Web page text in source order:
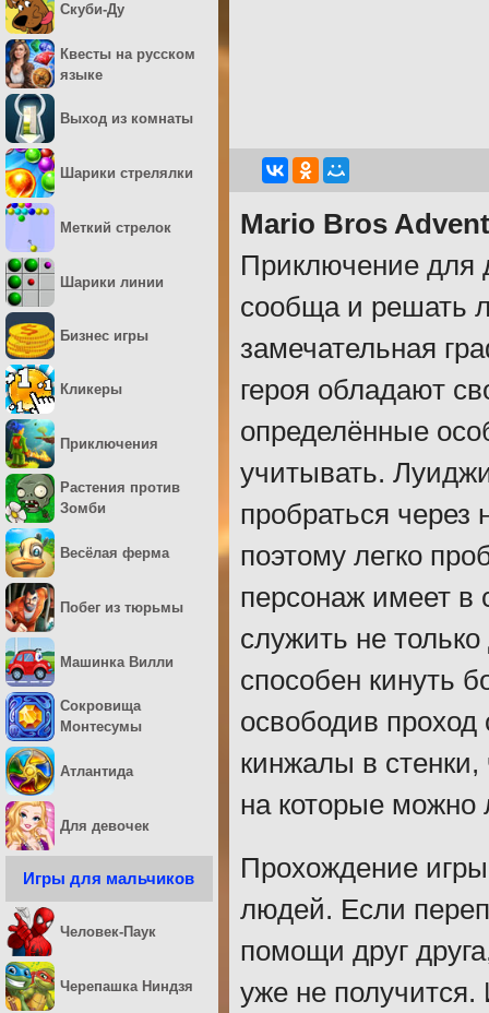
Mario Bros
Приключение для
сообща и решать
замечательная
героя обладают
определённые
учитывать.
пробраться через
поэтому легко
персонаж имеет в
служить не
способен кинуть
освободив
кинжалы в стенки,
на которые можно
Прохождение игры
людей. Если
помощи друг
уже не
Скуби-Ду
Квесты на русском
языке
Выход из комнаты
Шарики стрелялки
Меткий стрелок
Шарики линии
Бизнес игры
Кликеры
Приключения
Растения против
Зомби
Весёлая ферма
Побег из тюрьмы
Машинка Вилли
Сокровища
Монтесумы
Атлантида
Для девочек
Игры для мальчиков
Человек-Паук
Черепашка Ниндзя